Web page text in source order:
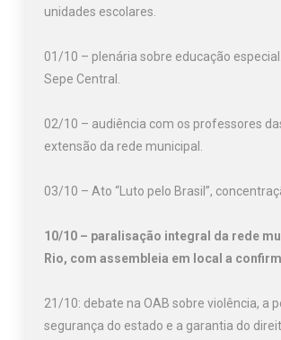
unidades escolares.
01/10 – plenária sobre educação
Sepe Central.
02/10 – audiência com os professores
extensão da rede municipal.
03/10 – Ato “Luto pelo Brasil”,
10/10 – paralisação integral da rede
Rio, com assembleia em local a
21/10: debate na OAB sobre violência, a
segurança do estado e a garantia do